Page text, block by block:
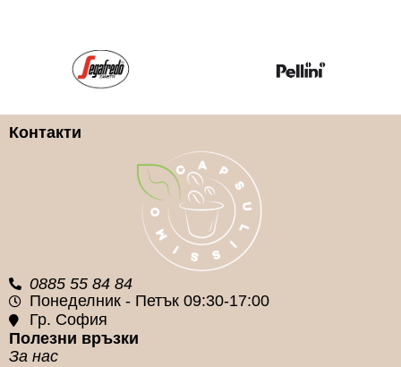
Контакти
0885 55 84 84
Понеделник - Петък 09:30-17:00
Гр. София
Полезни връзки
За нас